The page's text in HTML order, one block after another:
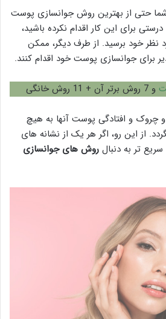
شما حتی از بهترین روش جوانسازی پوست
برای این کار اقدام نکرده باشید،
نظر خود برسید. از طرف دیگر، ممکن
برای جوانسازی پوست خود اقدام کنند.
و 7 روش برتر آن + 11 روش خانگی
چروک و افتادگی پوست آنها به هیچ
از این رو، اگر هر یک از نشانه های
تر به دنبال روش های جوانسازی